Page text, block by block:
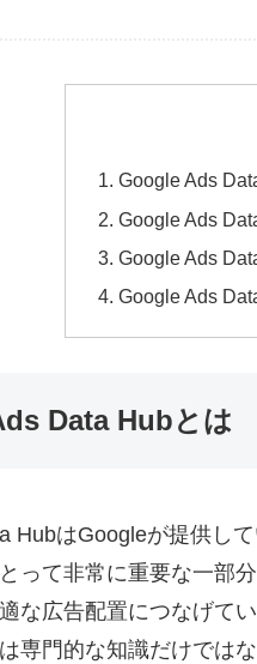
Google Ads
Google Ads
Google Ads
Google Ads
Data Hubとは
HubはGoogleが提供し
って非常に重要な一部
な広告配置につなげて
専門的な知識だけでは